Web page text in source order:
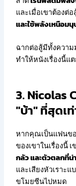
และเมื่อเขาต้องต่
และใช้พลังเหนือม
ฉากต่อสู้มีทั้งควา
ทำให้หนังเรื่องนี้แ
3. Nicolas
"บ้า" ที่สุดเ
หากคุณเป็นแฟนข
ของเขาในเรื่องนี้
กลัว และตัวตลกที่น่
และเสียงหัวเราะ
ขโมยซีนไปหมด